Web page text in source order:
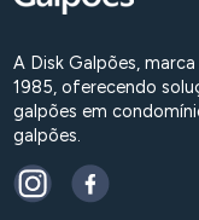
A Disk Galpões,
1985, oferecendo
galpões em
galpões.